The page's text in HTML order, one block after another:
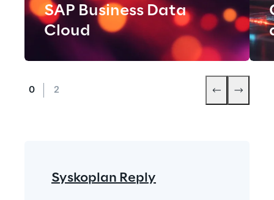
SAP Business Data
Cloud
Syskoplan Reply